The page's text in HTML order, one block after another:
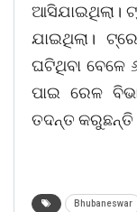
ଆସିଯାଇଥିଲା।
ଯାଇଥିଲା।
ଘଟିଥିବା
ପାଇ ରେଳ
ତଦନ୍ତ
Bhubaneswar